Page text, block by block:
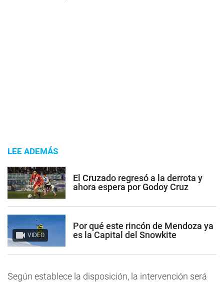
LEE ADEMÁS
El Cruzado regresó a la derrota y
ahora espera por Godoy Cruz
VIDEO
Por qué este rincón de Mendoza ya
es la Capital del Snowkite
Según establece la disposición, la intervención será